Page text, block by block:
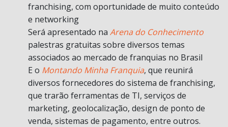
franchising, com oportunidade de muito conteúdo
e networking
Será apresentado na Arena do Conhecimento
palestras gratuitas sobre diversos temas
associados ao mercado de franquias no Brasil
E o Montando Minha Franquia, que reunirá
diversos fornecedores do sistema de franchising,
que trarão ferramentas de TI, serviços de
marketing, geolocalização, design de ponto de
venda, sistemas de pagamento, entre outros.